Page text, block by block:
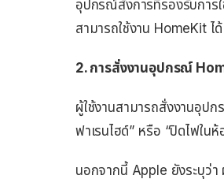
อุปกรณ์สั่งการที่รองรับการ
สามารถใช้งาน HomeKit ได้
2. การสั่งงานอุปกรณ์
ผู้ใช้งานสามารถสั่งงานอุป
ฟาเรนไฮด์” หรือ “ปิดไฟใน
นอกจากนี้ Apple ยังระบุว่า